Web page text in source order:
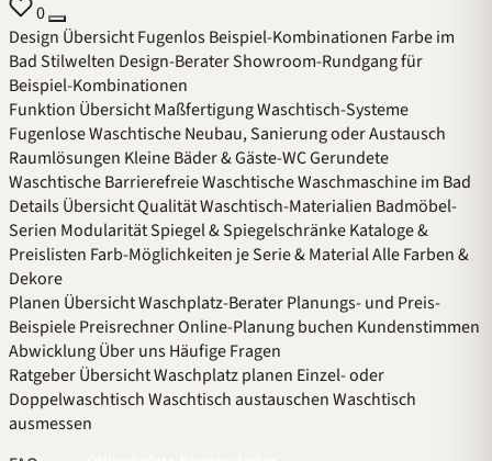
0
Design ÜbersichtFugenlosBeispiel-Kombinationen Farbe im
BadStilwelten Design-BeraterShowroom-Rundgang für
Beispiel-Kombinationen
Funktion ÜbersichtMaßfertigungWaschtisch-Systeme
Fugenlose WaschtischeNeubau, Sanierung oder Austausch
Raumlösungen Kleine Bäder & Gäste-WCGerundete
WaschtischeBarrierefreie WaschtischeWaschmaschine im Bad
DetailsÜbersichtQualitätWaschtisch-Materialien Badmöbel-
Serien ModularitätSpiegel & SpiegelschränkeKataloge &
Preislisten Farb-Möglichkeiten je Serie & MaterialAlle Farben &
Dekore
Planen ÜbersichtWaschplatz-BeraterPlanungs- und Preis-
BeispielePreisrechnerOnline-Planung buchen Kundenstimmen
AbwicklungÜber unsHäufige Fragen
RatgeberÜbersichtWaschplatz planen Einzel- oder
DoppelwaschtischWaschtisch austauschenWaschtisch
ausmessen